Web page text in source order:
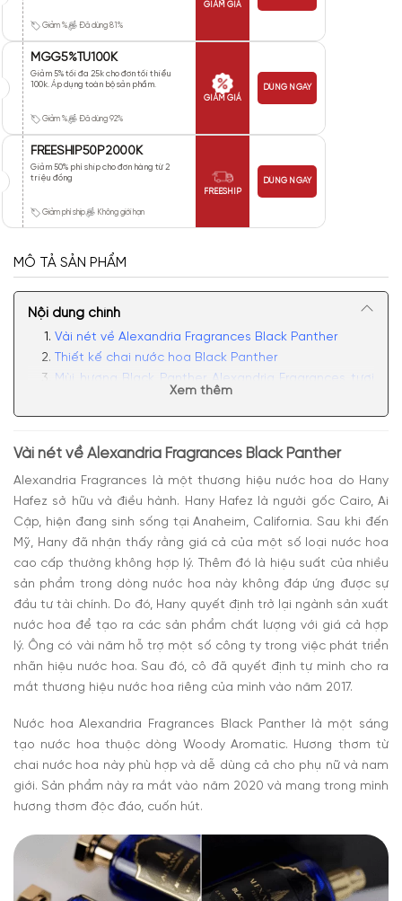
Giảm % Đã dùng 81%
GIẢM GIÁ
MGG5%TU100K
Giảm 5% tối đa 25k cho đơn tối thiểu
100k. Áp dụng toàn bộ sản phẩm.
Giảm % Đã dùng 92%
GIẢM GIÁ
DÙNG NGAY
FREESHIP50P2000K
Giảm 50% phí ship cho đơn hàng từ 2
triệu đồng
Giảm phí ship Không giới hạn
FREESHIP
DÙNG NGAY
MÔ TẢ SẢN PHẨM
Nội dung chính
Vài nét về Alexandria Fragrances Black Panther
Thiết kế chai nước hoa Black Panther
Mùi hương Black Panther Alexandria Fragrances tươi
Có nên mua nước hoa unisex Alexandria Fragrances
Xem thêm
Vài nét về Alexandria Fragrances Black Panther
Alexandria Fragrances là một thương hiệu nước hoa do Hany
Hafez sở hữu và điều hành. Hany Hafez là người gốc Cairo, Ai
Cập, hiện đang sinh sống tại Anaheim, California. Sau khi đến
Mỹ, Hany đã nhận thấy rằng giá cả của một số loại nước hoa
cao cấp thường không hợp lý. Thêm đó là hiệu suất của nhiều
sản phẩm trong dòng nước hoa này không đáp ứng được sự
đầu tư tài chính. Do đó, Hany quyết định trở lại ngành sản xuất
nước hoa để tạo ra các sản phẩm chất lượng với giá cả hợp
lý. Ông có vài năm hỗ trợ một số công ty trong việc phát triển
nhãn hiệu nước hoa. Sau đó, cô đã quyết định tự mình cho ra
mắt thương hiệu nước hoa riêng của mình vào năm 2017.
Nước hoa Alexandria Fragrances Black Panther là một sáng
tạo nước hoa thuộc dòng Woody Aromatic. Hương thơm từ
chai nước hoa này phù hợp và dễ dùng cả cho phụ nữ và nam
giới. Sản phẩm này ra mắt vào năm 2020 và mang trong mình
hương thơm độc đáo, cuốn hút.